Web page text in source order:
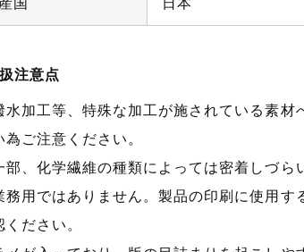
国 日本
注意点
水加工等、特殊な加工が施されている素
為ご注意ください。
部、化学繊維の種類によっては密着しづら
務用ではありません。製品の印刷に使用
ください。